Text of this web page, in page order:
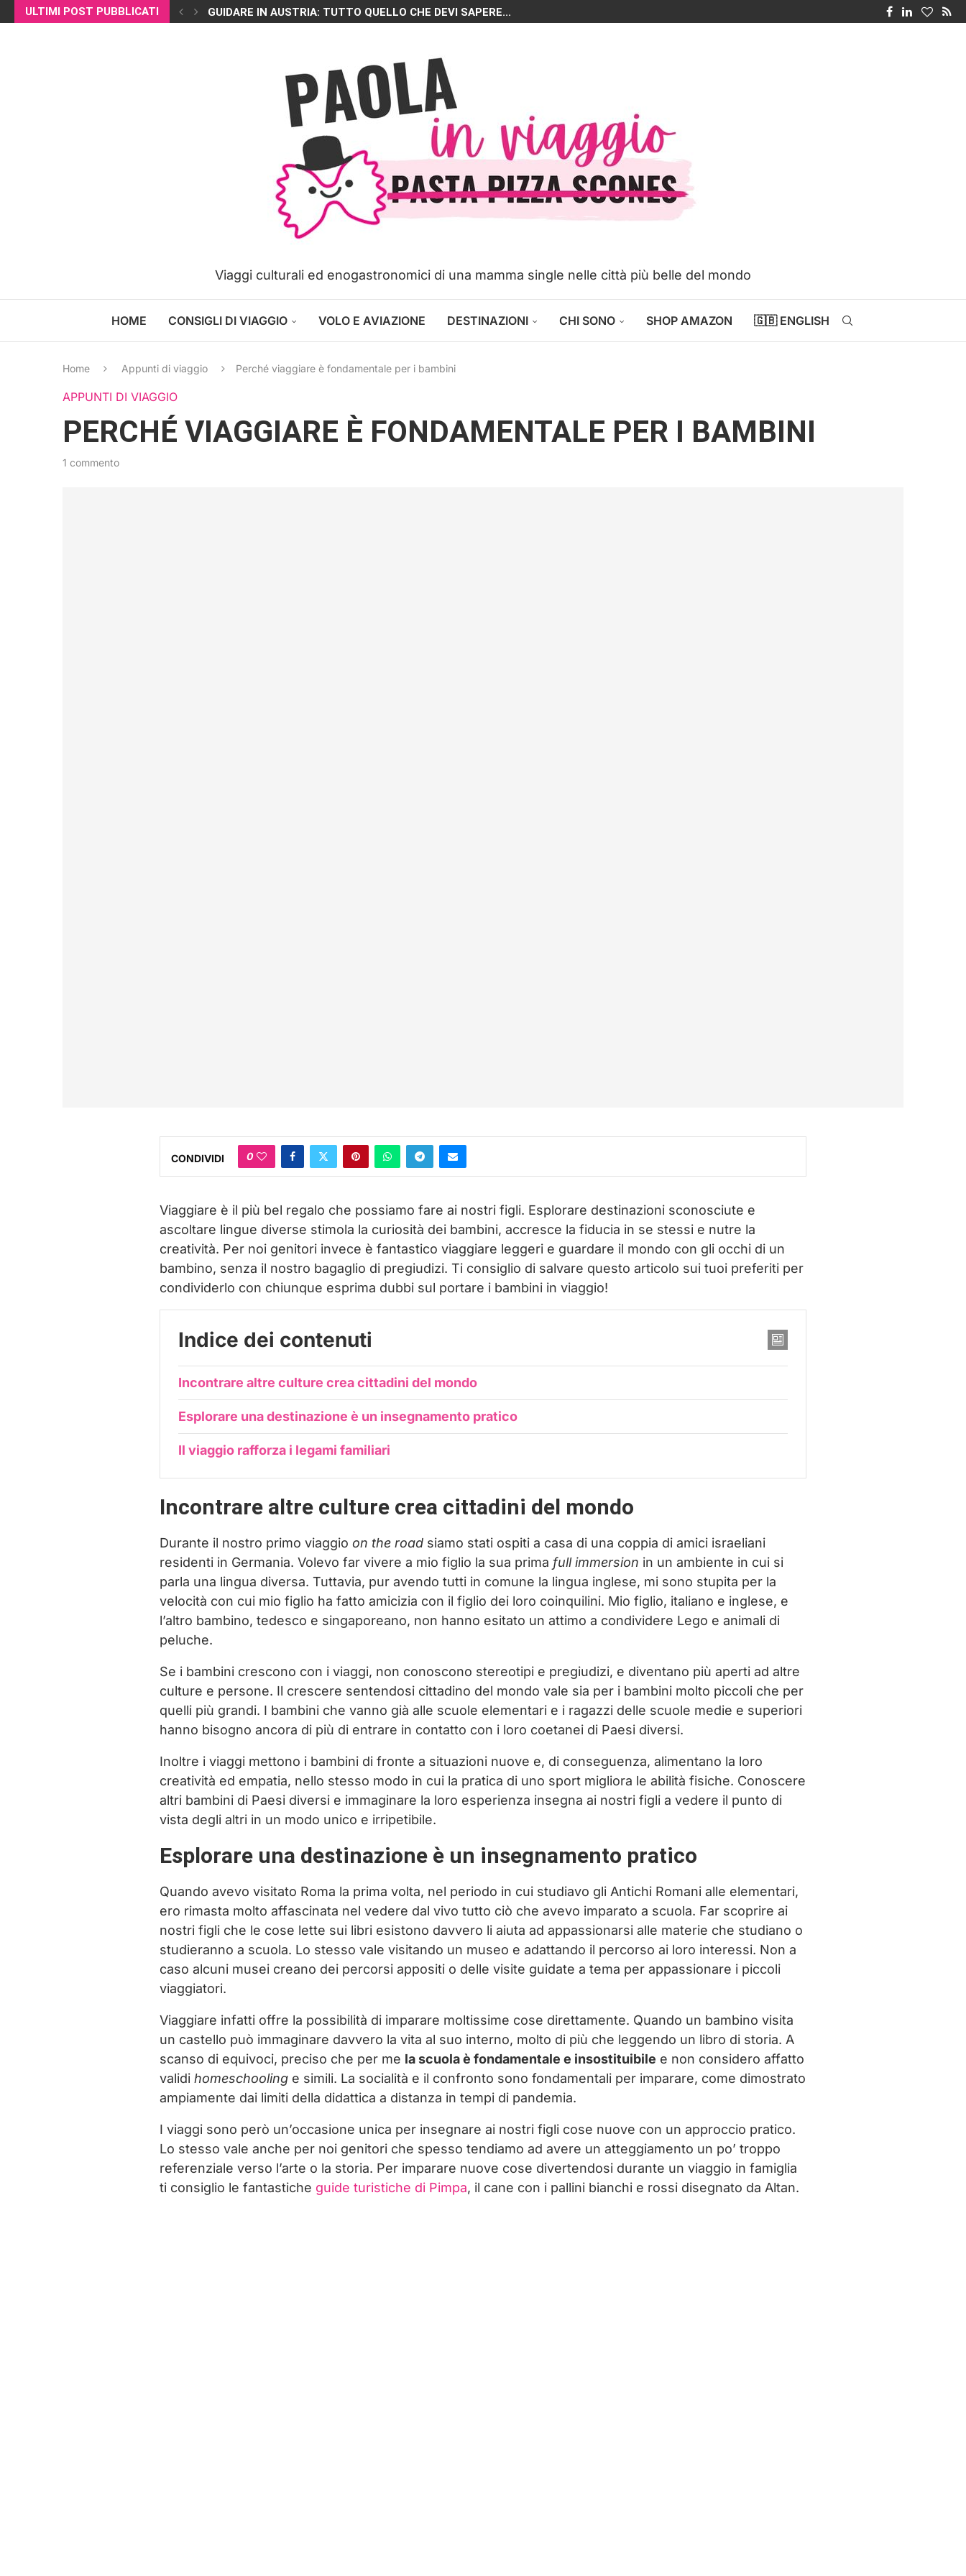
ULTIMI POST PUBBLICATI GUIDARE IN AUSTRIA: TUTTO QUELLO CHE DEVI SAPERE...
Viaggi culturali ed enogastronomici di una mamma single nelle città più belle del mondo
HOME CONSIGLI DI VIAGGIO VOLO E AVIAZIONE DESTINAZIONI CHI SONO SHOP AMAZON 🇬🇧 ENGLISH
Home Appunti di viaggio Perché viaggiare è fondamentale per i bambini
APPUNTI DI VIAGGIO
PERCHÉ VIAGGIARE È FONDAMENTALE PER I BAMBINI
1 commento
CONDIVIDI 0
Viaggiare è il più bel regalo che possiamo fare ai nostri figli. Esplorare destinazioni sconosciute e
ascoltare lingue diverse stimola la curiosità dei bambini, accresce la fiducia in se stessi e nutre la
creatività. Per noi genitori invece è fantastico viaggiare leggeri e guardare il mondo con gli occhi di un
bambino, senza il nostro bagaglio di pregiudizi. Ti consiglio di salvare questo articolo sui tuoi preferiti per
condividerlo con chiunque esprima dubbi sul portare i bambini in viaggio!
Indice dei contenuti
Incontrare altre culture crea cittadini del mondo
Esplorare una destinazione è un insegnamento pratico
Il viaggio rafforza i legami familiari
Incontrare altre culture crea cittadini del mondo
Durante il nostro primo viaggio on the road siamo stati ospiti a casa di una coppia di amici israeliani
residenti in Germania. Volevo far vivere a mio figlio la sua prima full immersion in un ambiente in cui si
parla una lingua diversa. Tuttavia, pur avendo tutti in comune la lingua inglese, mi sono stupita per la
velocità con cui mio figlio ha fatto amicizia con il figlio dei loro coinquilini. Mio figlio, italiano e inglese, e
l’altro bambino, tedesco e singaporeano, non hanno esitato un attimo a condividere Lego e animali di
peluche.
Se i bambini crescono con i viaggi, non conoscono stereotipi e pregiudizi, e diventano più aperti ad altre
culture e persone. Il crescere sentendosi cittadino del mondo vale sia per i bambini molto piccoli che per
quelli più grandi. I bambini che vanno già alle scuole elementari e i ragazzi delle scuole medie e superiori
hanno bisogno ancora di più di entrare in contatto con i loro coetanei di Paesi diversi.
Inoltre i viaggi mettono i bambini di fronte a situazioni nuove e, di conseguenza, alimentano la loro
creatività ed empatia, nello stesso modo in cui la pratica di uno sport migliora le abilità fisiche. Conoscere
altri bambini di Paesi diversi e immaginare la loro esperienza insegna ai nostri figli a vedere il punto di
vista degli altri in un modo unico e irripetibile.
Esplorare una destinazione è un insegnamento pratico
Quando avevo visitato Roma la prima volta, nel periodo in cui studiavo gli Antichi Romani alle elementari,
ero rimasta molto affascinata nel vedere dal vivo tutto ciò che avevo imparato a scuola. Far scoprire ai
nostri figli che le cose lette sui libri esistono davvero li aiuta ad appassionarsi alle materie che studiano o
studieranno a scuola. Lo stesso vale visitando un museo e adattando il percorso ai loro interessi. Non a
caso alcuni musei creano dei percorsi appositi o delle visite guidate a tema per appassionare i piccoli
viaggiatori.
Viaggiare infatti offre la possibilità di imparare moltissime cose direttamente. Quando un bambino visita
un castello può immaginare davvero la vita al suo interno, molto di più che leggendo un libro di storia. A
scanso di equivoci, preciso che per me la scuola è fondamentale e insostituibile e non considero affatto
validi homeschooling e simili. La socialità e il confronto sono fondamentali per imparare, come dimostrato
ampiamente dai limiti della didattica a distanza in tempi di pandemia.
I viaggi sono però un’occasione unica per insegnare ai nostri figli cose nuove con un approccio pratico.
Lo stesso vale anche per noi genitori che spesso tendiamo ad avere un atteggiamento un po’ troppo
referenziale verso l’arte o la storia. Per imparare nuove cose divertendosi durante un viaggio in famiglia
ti consiglio le fantastiche guide turistiche di Pimpa, il cane con i pallini bianchi e rossi disegnato da Altan.